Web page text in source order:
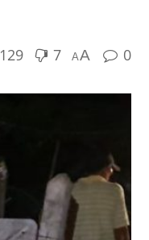
129 7 AA 0